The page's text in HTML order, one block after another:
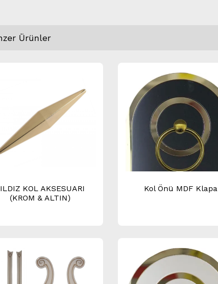
Ürünler
KOL AKSESUARI
(KROM & ALTIN)
Kol Önü MDF Klapa